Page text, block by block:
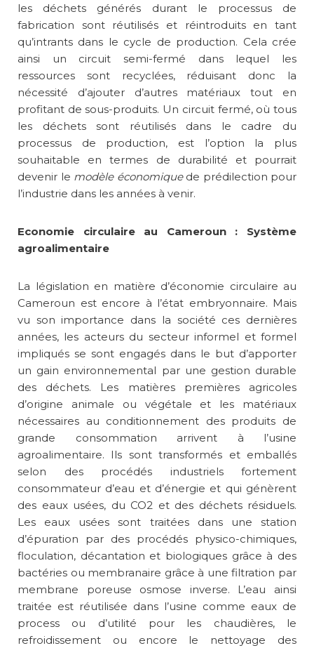
les déchets générés durant le processus de
fabrication sont réutilisés et réintroduits en tant
qu’intrants dans le cycle de production. Cela crée
ainsi un circuit semi-fermé dans lequel les
ressources sont recyclées, réduisant donc la
nécessité d’ajouter d’autres matériaux tout en
profitant de sous-produits. Un circuit fermé, où tous
les déchets sont réutilisés dans le cadre du
processus de production, est l’option la plus
souhaitable en termes de durabilité et pourrait
devenir le modèle économique de prédilection pour
l’industrie dans les années à venir.
Economie circulaire au Cameroun : Système
agroalimentaire
La législation en matière d’économie circulaire au
Cameroun est encore à l’état embryonnaire. Mais
vu son importance dans la société ces dernières
années, les acteurs du secteur informel et formel
impliqués se sont engagés dans le but d’apporter
un gain environnemental par une gestion durable
des déchets. Les matières premières agricoles
d’origine animale ou végétale et les matériaux
nécessaires au conditionnement des produits de
grande consommation arrivent à l’usine
agroalimentaire. Ils sont transformés et emballés
selon des procédés industriels fortement
consommateur d’eau et d’énergie et qui génèrent
des eaux usées, du CO2 et des déchets résiduels.
Les eaux usées sont traitées dans une station
d’épuration par des procédés physico-chimiques,
floculation, décantation et biologiques grâce à des
bactéries ou membranaire grâce à une filtration par
membrane poreuse osmose inverse. L’eau ainsi
traitée est réutilisée dans l’usine comme eaux de
process ou d’utilité pour les chaudières, le
refroidissement ou encore le nettoyage des